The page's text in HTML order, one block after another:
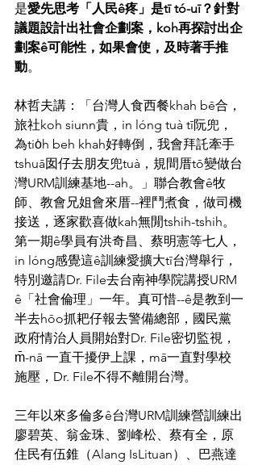
是愛先思考「人民ê疼」是tī tó-uī？針對
議題設計出社會企劃案，koh再探討出企
劃案ê可能性，如果會使，及時著手推
動。
林哲夫講：「台灣人食西餐khah bē合，
旅社koh siunn貴，in lóng tuà tī阮兜，
為tio̍h beh khah好轉倒，我會拜託牽手
tshuā囡仔去朋友兜tuà，規間厝tō變做台
灣URM訓練基地--ah。」聯合教會ê牧
師、教會兄姐會來厝--裡鬥煮食，做司機
接送，逐家歡喜做kah無閒tshih-tshih。
第一期ê學員有洪奇昌、蔡明憲等七人，
in lóng感覺這ê訓練愛擴大tī台灣舉行，
特別邀請Dr. File去台南神學院講授URM
ê「社會倫理」一年。真可惜--ê是教到一
半去hōo抓耙仔報去警備總部，國民黨
政府情治人員開始對Dr. File密切監視，
m̄-nā 一直干擾伊上課，mā一直對學校
施壓，Dr. File不得不離開台灣。
三年以來多倫多ê台灣URM訓練營訓練出
廖碧英、翁金珠、劉峰松、蔡有全，原
住民有伍錐（Alang IsLituan）、巴燕達